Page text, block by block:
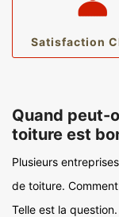
Satisfaction
Quand peut-
toiture est
Plusieurs
de toiture.
Telle est la